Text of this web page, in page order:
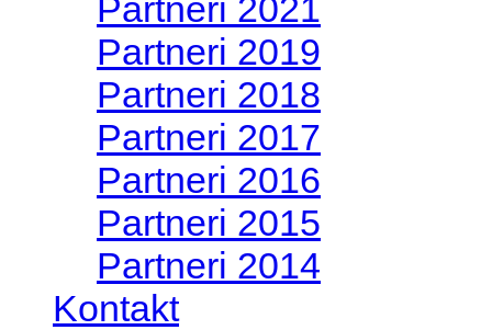
Partneri 2021
Partneri 2019
Partneri 2018
Partneri 2017
Partneri 2016
Partneri 2015
Partneri 2014
Kontakt